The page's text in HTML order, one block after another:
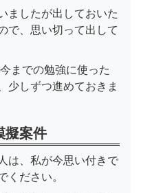
ましたが出しておいた
で、思い切って出して
までの勉強に使った
少しずつ進めておきま
擬案件
は、私が今思い付きで
ください。